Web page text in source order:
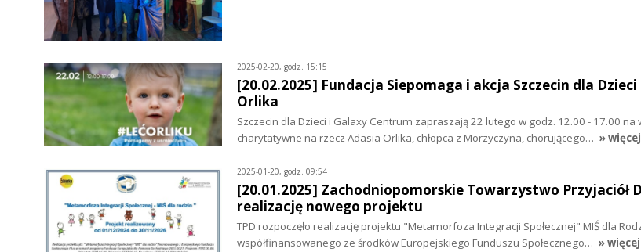
2025-02-20, godz. 15:15
[20.02.2025] Fundacja Siepomaga i akcja Szczecin dla
Orlika
Szczecin dla Dzieci i Galaxy Centrum zapraszają 22 lutego w godz. 12.00 - 17.00 na
charytatywne na rzecz Adasia Orlika, chłopca z Morzyczyna, chorującego… » więcej
2025-01-20, godz. 09:54
[20.01.2025] Zachodniopomorskie Towarzystwo Przyjaciół
realizację nowego projektu
TPD rozpoczęło realizację projektu "Metamorfoza Integracji Społecznej" MIŚ dla
współfinansowanego ze środków Europejskiego Funduszu Społecznego… » więcej